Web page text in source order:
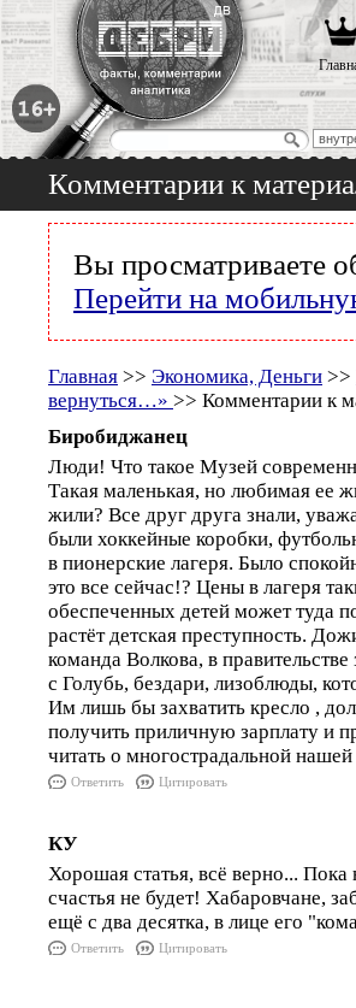
Комментарии к
Вы просматриваете
Перейти на
Главная >> Экономика, Деньги >>
вернуться…» >> Комментарии к
Биробиджанец
Люди! Что такое Музей
Такая маленькая, но любимая ее
жили? Все друг друга знали,
были хоккейные коробки,
в пионерские лагеря. Было
это все сейчас!? Цены в лагеря
обеспеченных детей может туда
растёт детская преступность.
команда Волкова, в
с Голубь, бездари, лизоблюды,
Им лишь бы захватить кресло ,
получить приличную зарплату и
читать о многострадальной
Ответить Цитировать
КУ
Хорошая статья, всё верно... Пока
счастья не будет! Хабаровчане,
ещё с два десятка, в лице его
Ответить Цитировать